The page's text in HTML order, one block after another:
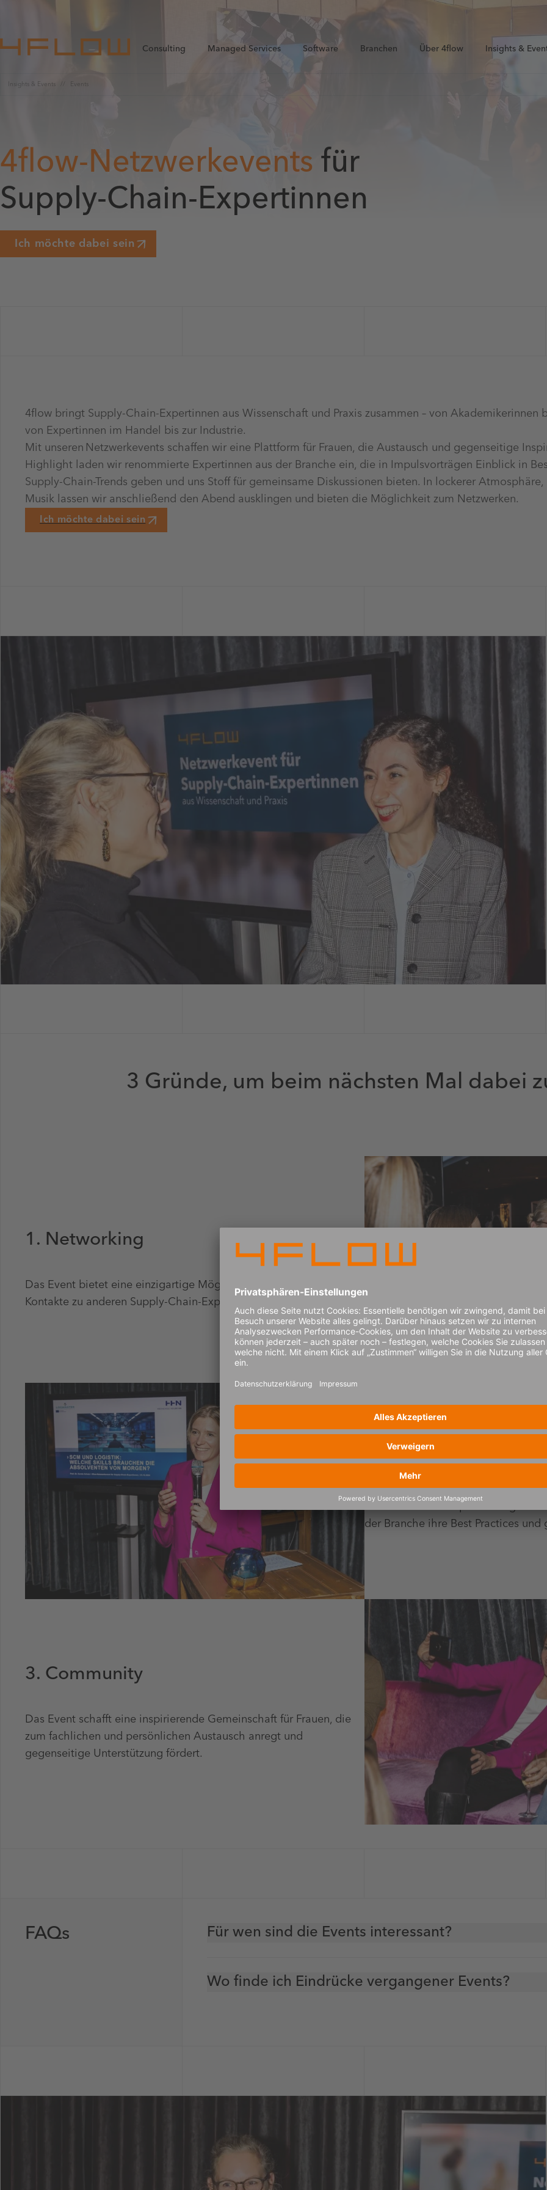
Consulting Managed Services Software Branchen Über 4flow Insights &
Insights & Events Events
4flow-Netzwerkevents für
Supply-Chain-Expertinnen
Ich möchte dabei sein
4flow bringt Supply-Chain-Expertinnen aus Wissenschaft und Praxis zusammen – von Akademikerinnen
von Expertinnen im Handel bis zur Industrie.
Mit unseren Netzwerkevents schaffen wir eine Plattform für Frauen, die Austausch und gegenseitige
Highlight laden wir renommierte Expertinnen aus der Branche ein, die in Impulsvorträgen Einblick in
Supply-Chain-Trends geben und uns Stoff für gemeinsame Diskussionen bieten. In lockerer
Musik lassen wir anschließend den Abend ausklingen und bieten die Möglichkeit zum Netzwerken.
Ich möchte dabei sein
3 Gründe, um beim nächsten Mal dabei
1. Networking
Das Event bietet eine einzigartige Möglichkeit, um wertvolle
Kontakte zu anderen Supply-Chain-Expertinnen zu knüpfen.
2. Insights
Im Rahmen von Impulsvorträgen
der Branche ihre Best Practices und
3. Community
Das Event schafft eine inspirierende Gemeinschaft für Frauen, die
zum fachlichen und persönlichen Austausch anregt und
gegenseitige Unterstützung fördert.
FAQs Für wen sind die Events interessant?
Wo finde ich Eindrücke vergangener Events?